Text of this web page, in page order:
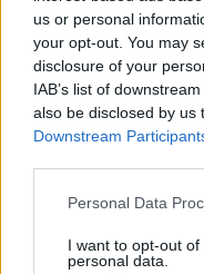
us or personal
your opt-out. You may
disclosure of your
IAB’s list of
also be disclosed by us
Downstream
Please note that this
not limited to your visit
grant or deny consent
Personal Data
I want to opt-out
personal data.
amely pusztán
hangulatához. A
ültetni. A Szigorúan
protektorátus
szükségünk. Lili
idején világhírű
használhattuk,
Sust úr ezért
plagizált,
létrehozott, hogy
és lemezen ki is